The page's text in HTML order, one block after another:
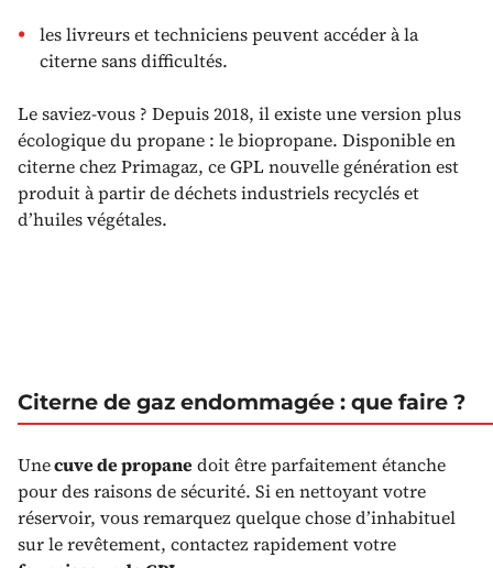
les livreurs et techniciens peuvent accéder à la
citerne sans difficultés.
Le saviez-vous ? Depuis 2018, il existe une version plus
écologique du propane : le biopropane. Disponible en
citerne chez Primagaz, ce GPL nouvelle génération est
produit à partir de déchets industriels recyclés et
d’huiles végétales.
Citerne de gaz endommagée : que faire ?
Unecuve de propane doit être parfaitement étanche
pour des raisons de sécurité. Si en nettoyant votre
réservoir, vous remarquez quelque chose d’inhabituel
sur le revêtement, contactez rapidement votre